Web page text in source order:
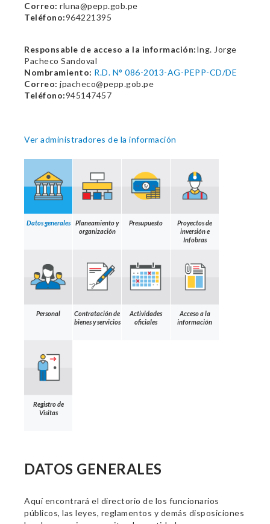
Correo: rluna@pepp.gob.pe
Teléfono:964221395
Responsable de acceso a la información:Ing. Jorge
Pacheco Sandoval
Nombramiento: R.D. N° 086-2013-AG-PEPP-CD/DE
Correo: jpacheco@pepp.gob.pe
Teléfono:945147457
Ver administradores de la información
Datos generales
Planeamiento y
organización
Presupuesto
Proyectos de
inversión e
Infobras
Personal
Contratación de
bienes y servicios
Actividades
oficiales
Acceso a la
información
Registro de
Visitas
DATOS GENERALES
Aquí encontrará el directorio de los funcionarios
públicos, las leyes, reglamentos y demás disposiciones